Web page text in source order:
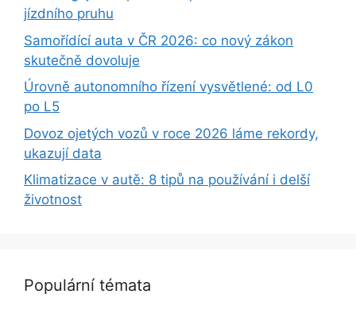
jízdního pruhu
Samořídící auta v ČR 2026: co nový zákon
skutečně dovoluje
Úrovně autonomního řízení vysvětlené: od L0
po L5
Dovoz ojetých vozů v roce 2026 láme rekordy,
ukazují data
Klimatizace v autě: 8 tipů na používání i delší
životnost
Populární témata